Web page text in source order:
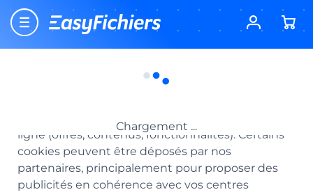
Chargement ...
-15%
Nouveau client EasyFichiers ? Profitez dès
aujourd’hui d’une offre exceptionnelle à partir de
149€ HT d’achat ! Code
Accueil
Paramétrage des cookies
Ce site utilise des cookies afin d'adapter votre
ligne (offres, contenus, fonctionnalités). Certains
cookies peuvent être déposés par nos
partenaires, principalement pour proposer des
publicités en cohérence avec vos centres